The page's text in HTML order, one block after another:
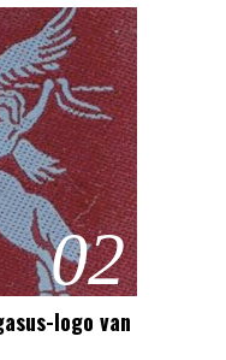
02
logo van